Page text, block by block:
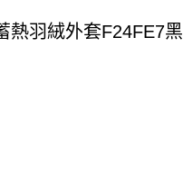
熱羽絨外套F24FE7黑